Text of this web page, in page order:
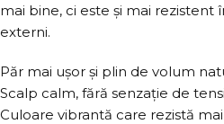
mai bine, ci este și mai
externi.
Păr mai ușor și plin de volum
Scalp calm, fără senzație de
Culoare vibrantă care rezistă